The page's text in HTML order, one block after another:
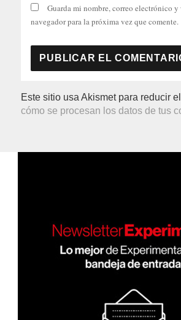
Guarda mi nombre, correo electrónico y
navegador para la próxima vez que comente.
Este sitio usa Akismet para reducir
cómo se procesan los datos de tus